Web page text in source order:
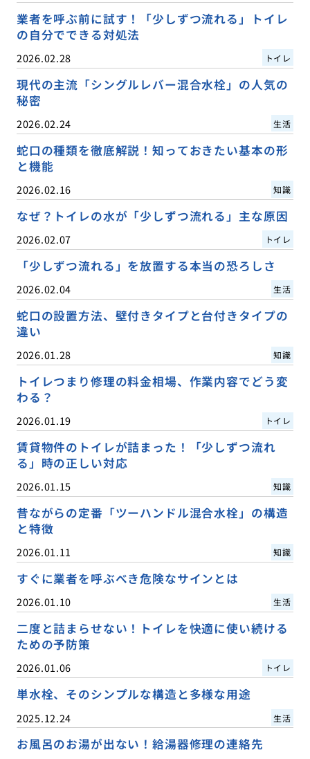
業者を呼ぶ前に試す！「少しずつ流れる」トイレ
の自分でできる対処法
2026.02.28 トイレ
現代の主流「シングルレバー混合水栓」の人気の
秘密
2026.02.24 生活
蛇口の種類を徹底解説！知っておきたい基本の形
と機能
2026.02.16 知識
なぜ？トイレの水が「少しずつ流れる」主な原因
2026.02.07 トイレ
「少しずつ流れる」を放置する本当の恐ろしさ
2026.02.04 生活
蛇口の設置方法、壁付きタイプと台付きタイプの
違い
2026.01.28 知識
トイレつまり修理の料金相場、作業内容でどう変
わる？
2026.01.19 トイレ
賃貸物件のトイレが詰まった！「少しずつ流れ
る」時の正しい対応
2026.01.15 知識
昔ながらの定番「ツーハンドル混合水栓」の構造
と特徴
2026.01.11 知識
すぐに業者を呼ぶべき危険なサインとは
2026.01.10 生活
二度と詰まらせない！トイレを快適に使い続ける
ための予防策
2026.01.06 トイレ
単水栓、そのシンプルな構造と多様な用途
2025.12.24 生活
お風呂のお湯が出ない！給湯器修理の連絡先